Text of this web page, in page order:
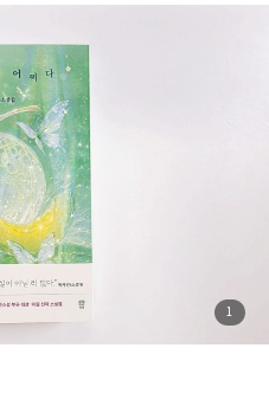
있고, 발랄한 캐릭터들이 뛰
어려운 현실의 그림자가 드리
름답다. 멜론이라는 소녀가 엄마
서도 처연하다. 과일처럼 묘사
별한 온기를 더한다. 아밀은 이
둠을 절묘하게 교차시키며 오래
어 친
기〉, 〈성별을 뛰어넘은 사
는 대담한 상상력으로 가득하다.
이 소설 속에서는 능청스럽게
”라는 신선한 놀라움을 안겨준
질문으로 이어진다. 그러면서도
첨
부
사
1